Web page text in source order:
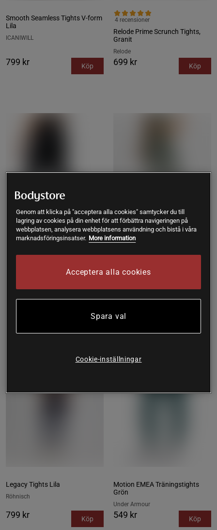
Smooth Seamless Tights V‑form
Lila
ICANIWILL
799 kr Köp
Relode Prime Scrunch Tights,
Granit
4 recensioner
Relode
699 kr Köp
Hybrid Seamless Contouring
699 kr
Drop of Mindfulness
349 kr
Legacy Tights Lila
Röhnisch
799 kr Köp
Motion EMEA Träningstights
Grön
Under Armour
549 kr Köp
Genom att klicka på "acceptera alla cookies" samtycker du till
lagring av cookies på din enhet för att förbättra navigeringen på
webbplatsen, analysera webbplatsens användning och bistå i våra
marknadsföringsinsatser. More information
Acceptera alla cookies
Spara val
Cookie-inställningar